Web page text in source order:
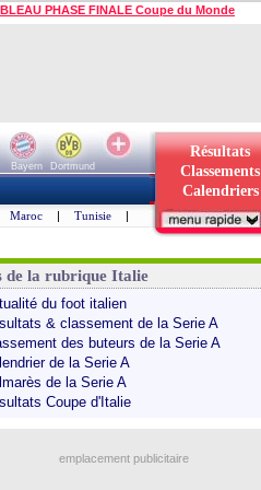
PHASE FINALE Coupe du Monde
Bayern
Dortmund
Résultats
Classements
Calendriers
Maroc | Tunisie |
de la rubrique Italie
du foot italien
& classement de la Serie A
des buteurs de la Serie A
de la Serie A
de la Serie A
Coupe d'Italie
emplacement publicitaire